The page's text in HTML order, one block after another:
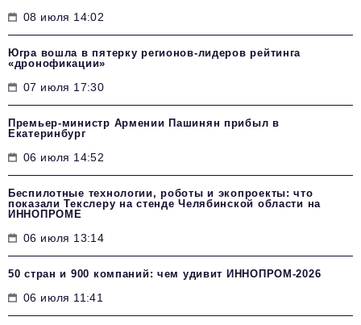
08 июля 14:02
Югра вошла в пятерку регионов-лидеров рейтинга
«дронофикации»
07 июля 17:30
Премьер-министр Армении Пашинян прибыл в
Екатеринбург
06 июля 14:52
Беспилотные технологии, роботы и экопроекты: что
показали Текслеру на стенде Челябинской области на
ИННОПРОМЕ
06 июля 13:14
50 стран и 900 компаний: чем удивит ИННОПРОМ‑2026
06 июля 11:41